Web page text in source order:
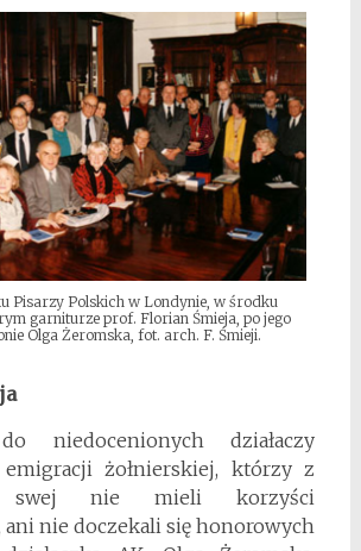
Pisarzy Polskich w Londynie, w środku
garniturze prof. Florian Śmieja, po jego
Olga Żeromska, fot. arch. F. Śmieji.
niedocenionych działaczy
żołnierskiej, którzy z
swej nie mieli korzyści
nie doczekali się honorowych